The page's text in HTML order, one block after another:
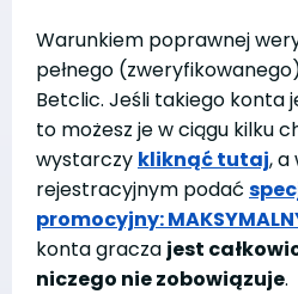
Warunkiem poprawnej
pełnego
Betclic. Jeśli takiego konta
to możesz je w ciągu kilku
wystarczy kliknąć tutaj, a
rejestracyjnym podać
promocyjny:
konta gracza jest
niczego nie zobowiązuje.